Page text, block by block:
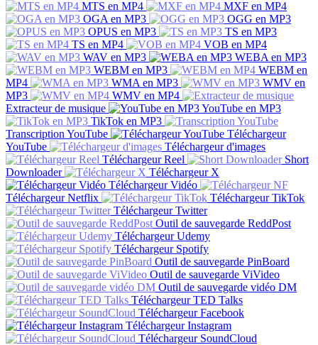
MTS en MP4
MXF en MP4
OGA en MP3
OGG en MP3
OPUS en MP3
TS en MP3
TS en MP4
VOB en MP4
WAV en MP3
WEBA en MP3
WEBM en MP3
WEBM en
MP4
WMA en MP3
WMV en
MP3
WMV en MP4
Extracteur de musique
YouTube en MP3
TikTok en MP3
Transcription YouTube
Téléchargeur
YouTube
Téléchargeur d'images
Téléchargeur Reel
Short
Downloader
Téléchargeur X
Téléchargeur Vidéo
Téléchargeur Netflix
Téléchargeur TikTok
Téléchargeur Twitter
Outil de sauvegarde ReddPost
Téléchargeur Udemy
Téléchargeur Spotify
Outil de sauvegarde PinBoard
Outil de sauvegarde ViVideo
Outil de sauvegarde vidéo DM
Téléchargeur TED Talks
Téléchargeur Facebook
Téléchargeur Instagram
Téléchargeur SoundCloud